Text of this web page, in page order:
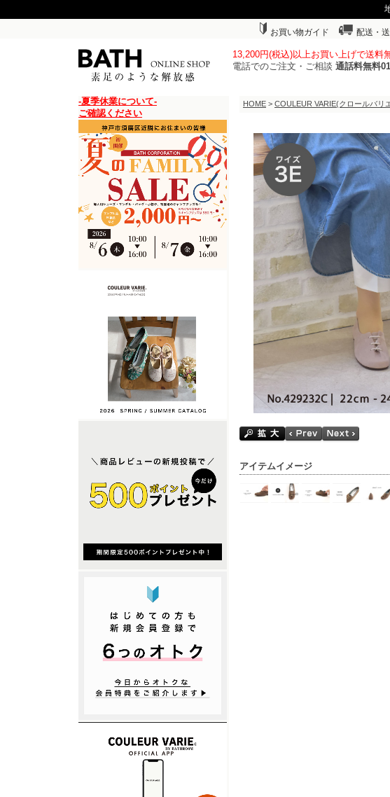
お買い物ガイド 配送・
13,200円(税込)以上お買い上げで送料
電話でのご注文・ご相談 通話料無料
-夏季休業について-
ご確認ください
HOME > COULEUR VARIE(クロールバリ
アイテムイメージ